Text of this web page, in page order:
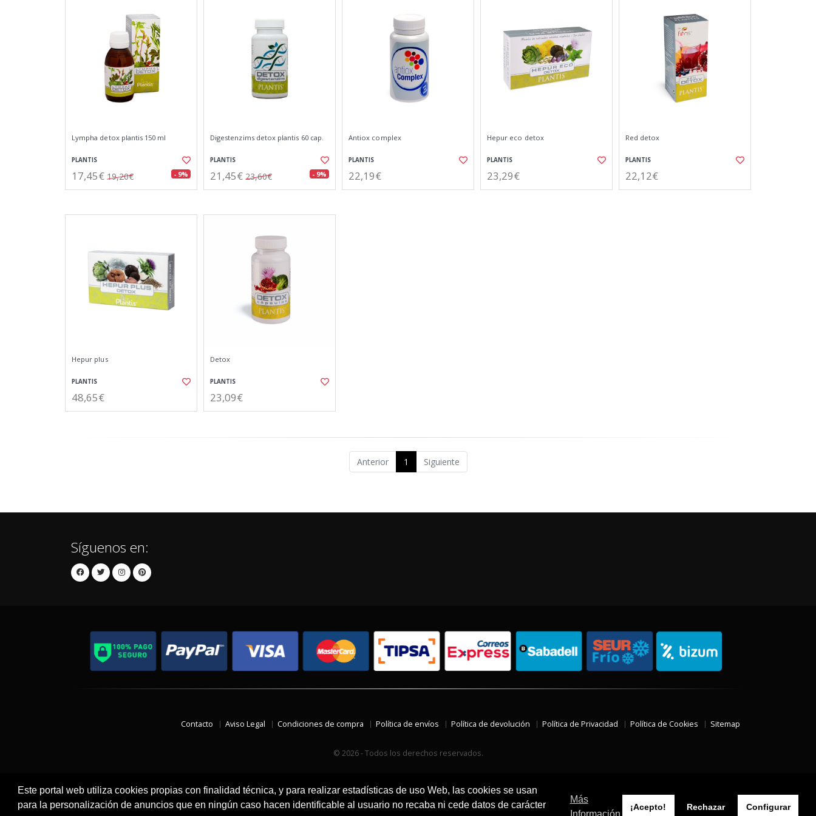
Este portal web utiliza cookies propias con finalidad técnica, y para realizar estadísticas de uso Web, las cookies se usan
para la personalización de anuncios que en ningún caso hacen identificable al usuario no recaba ni cede datos de carácter
Más
Información
¡Acepto! Rechazar Configurar
Lympha detox plantis 150 ml
PLANTIS
17,45€ 19,20€ - 9%
Digestenzims detox plantis 60 cap.
PLANTIS
21,45€ 23,60€ - 9%
Antiox complex
PLANTIS
22,19€
Hepur eco detox
PLANTIS
23,29€
Red detox
PLANTIS
22,12€
Hepur plus
PLANTIS
48,65€
Detox
PLANTIS
23,09€
Anterior 1 Siguiente
Síguenos en:
Contacto Aviso Legal Condiciones de compra Política de envíos Política de devolución Política de Privacidad Política de Cookies Sitemap
© 2026 - Todos los derechos reservados.